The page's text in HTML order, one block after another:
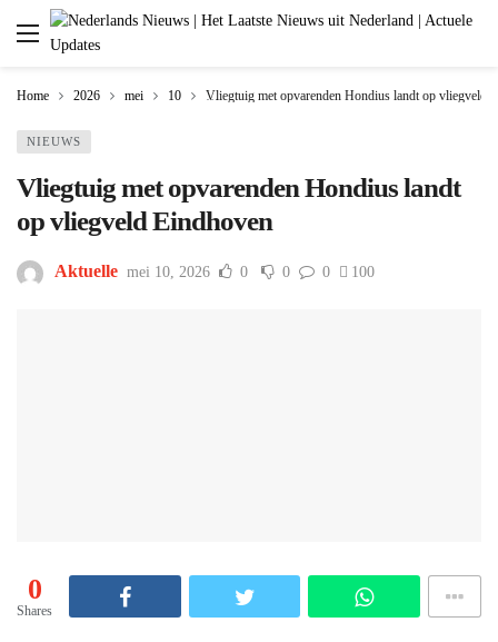
Home 2026 mei 10 Vliegtuig met opvarenden Hondius landt op vliegveld
NIEUWS
Vliegtuig met opvarenden Hondius landt
op vliegveld Eindhoven
Aktuelle mei 10, 2026 0 0 0 100
0
Shares